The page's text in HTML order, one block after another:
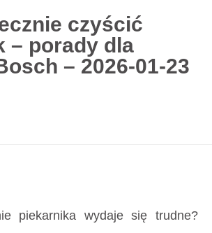
727 775 478
dla Amica i Bosch – 2026-01-23
czyścić
– porady dla
– 2026-01-23
piekarnika wydaje się trudne?